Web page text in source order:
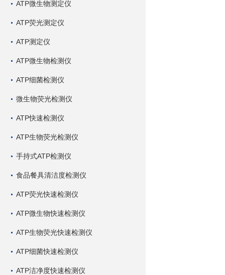
ATP微生物测定仪
ATP荧光测定仪
ATP测定仪
ATP微生物检测仪
ATP细菌检测仪
微生物荧光检测仪
ATP快速检测仪
ATP生物荧光检测仪
手持式ATP检测仪
食品餐具清洁度检测仪
ATP荧光快速检测仪
ATP微生物快速检测仪
ATP生物荧光快速检测仪
ATP细菌快速检测仪
ATP洁净度快速检测仪